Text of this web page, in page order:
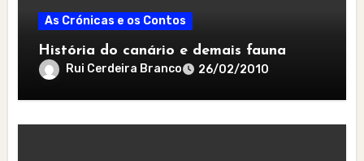
As Crónicas e os Contos
História do canário e demais fauna
Rui Cerdeira Branco 26/02/2010